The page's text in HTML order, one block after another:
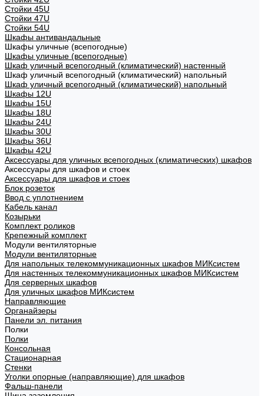
Стойки 45U
Стойки 47U
Стойки 54U
Шкафы антивандальные
Шкафы уличные (всепогодные)
Шкафы уличные (всепогодные)
Шкаф уличный всепогодный (климатический) настенный
Шкаф уличный всепогодный (климатический) напольный
Шкаф уличный всепогодный (климатический) напольный
Шкафы 12U
Шкафы 15U
Шкафы 18U
Шкафы 24U
Шкафы 30U
Шкафы 36U
Шкафы 42U
Аксессуары для уличных всепогодных (климатических) шкафов
Аксессуары для шкафов и стоек
Аксессуары для шкафов и стоек
Блок розеток
Ввод с уплотнением
Кабель канал
Козырьки
Комплект роликов
Крепежный комплект
Модули вентиляторные
Модули вентиляторные
Для напольных телекоммуникационных шкафов МИКсистем
Для настенных телекоммуникационных шкафов МИКсистем
Для серверных шкафов
Для уличных шкафов МИКсистем
Направляющие
Органайзеры
Панели эл. питания
Полки
Полки
Консольная
Стационарная
Стенки
Уголки опорные (направляющие) для шкафов
Фальш-панели